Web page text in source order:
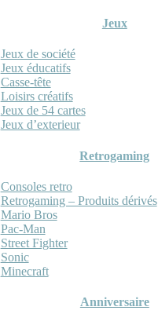
Jeux
Jeux de société
Jeux éducatifs
Casse-tête
Loisirs créatifs
Jeux de 54 cartes
Jeux d’exterieur
Retrogaming
Consoles retro
Retrogaming – Produits dérivés
Mario Bros
Pac-Man
Street Fighter
Sonic
Minecraft
Anniversaire